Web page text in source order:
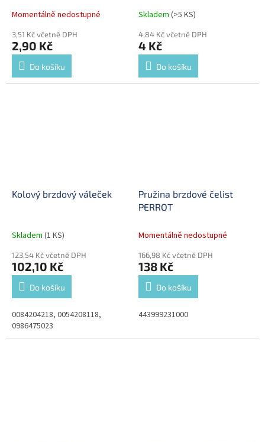
Momentálně nedostupné
3,51 Kč včetně DPH
2,90 Kč
Do košíku
Skladem (>5 KS)
4,84 Kč včetně DPH
4 Kč
Do košíku
Kolový brzdový váleček
Skladem (1 KS)
123,54 Kč včetně DPH
102,10 Kč
Do košíku
0084204218, 0054208118,
0986475023
Pružina brzdové čelist
PERROT
Momentálně nedostupné
166,98 Kč včetně DPH
138 Kč
Do košíku
443999231000